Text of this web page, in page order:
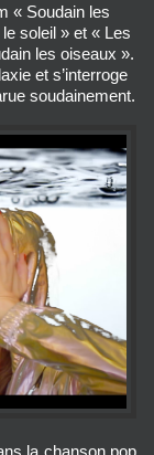
« Soudain les
soleil » et « Les
les oiseaux ».
et s’interroge
soudainement.